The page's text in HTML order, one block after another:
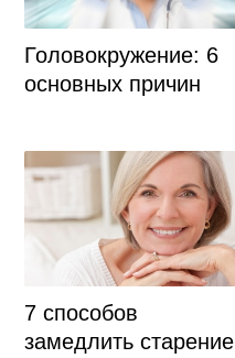
Головокружение: 6
основных причин
7 способов
замедлить старение